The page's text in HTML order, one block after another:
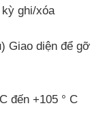
ghi/xóa
Giao diện để gỡ
đến +105 ° C